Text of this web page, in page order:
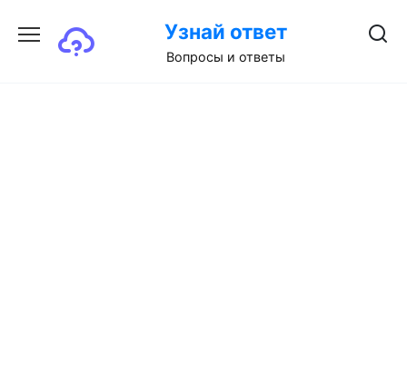
содержанию
Узнай ответ
Вопросы и ответы